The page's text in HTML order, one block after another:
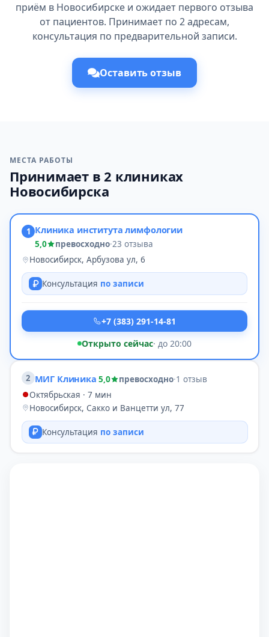
приём в Новосибирске и ожидает первого отзыва
от пациентов. Принимает по 2 адресам,
консультация по предварительной записи.
Оставить отзыв
МЕСТА РАБОТЫ
Принимает в 2 клиниках
Новосибирска
1 Клиника института лимфологии
5,0 превосходно·23 отзыва
Новосибирск, Арбузова ул, 6
Консультация по записи
+7 (383) 291-14-81
Открыто сейчас· до 20:00
2 МИГ Клиника 5,0 превосходно·1 отзыв
Октябрьская · 7 мин
Новосибирск, Сакко и Ванцетти ул, 77
Консультация по записи